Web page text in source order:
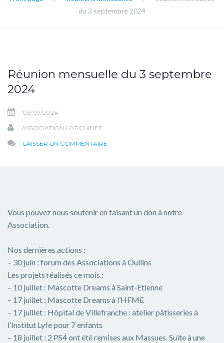
du 3 septembre 2024
Réunion mensuelle du 3 septembre
2024
03/09/2024
ASSOCIATION LORCHIDEE
LAISSER UN COMMENTAIRE
2024
Vous pouvez nous soutenir en faisant un don à notre
Association.
Nos dernières actions :
– 30 juin : forum des Associations à Oullins
Les projets réalisés ce mois :
– 10 juillet : Mascotte Dreams à Saint-Etienne
– 17 juillet : Mascotte Dreams à l’HFME
– 17 juillet : Hôpital de Villefranche : atelier pâtisseries à
l’Institut Lyfe pour 7 enfants
– 18 juillet : 2 PS4 ont été remises aux Massues. Suite à une